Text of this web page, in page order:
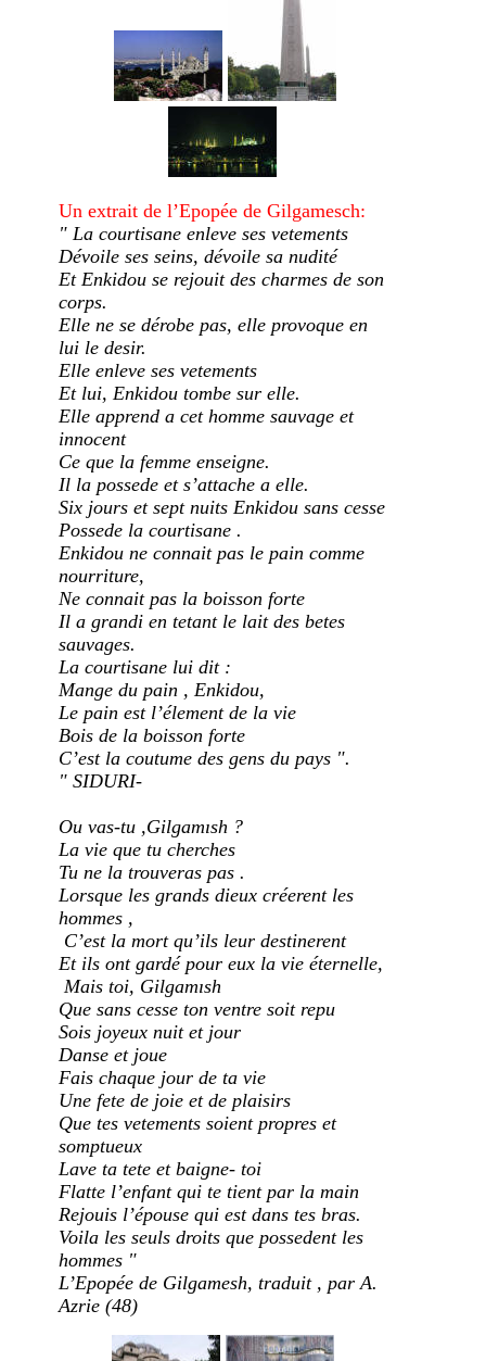
Un extrait de l’Epopée de Gilgamesch:
" La courtisane enleve ses vetements
Dévoile ses seins, dévoile sa nudité
Et Enkidou se rejouit des charmes de son
corps.
Elle ne se dérobe pas, elle provoque en
lui le desir.
Elle enleve ses vetements
Et lui, Enkidou tombe sur elle.
Elle apprend a cet homme sauvage et
innocent
Ce que la femme enseigne.
Il la possede et s’attache a elle.
Six jours et sept nuits Enkidou sans cesse
Possede la courtisane .
Enkidou ne connait pas le pain comme
nourriture,
Ne connait pas la boisson forte
Il a grandi en tetant le lait des betes
sauvages.
La courtisane lui dit :
Mange du pain , Enkidou,
Le pain est l’élement de la vie
Bois de la boisson forte
C’est la coutume des gens du pays ".
" SIDURI-
Ou vas-tu ,Gilgamısh ?
La vie que tu cherches
Tu ne la trouveras pas .
Lorsque les grands dieux créerent les
hommes ,
C’est la mort qu’ils leur destinerent
Et ils ont gardé pour eux la vie éternelle,
Mais toi, Gilgamısh
Que sans cesse ton ventre soit repu
Sois joyeux nuit et jour
Danse et joue
Fais chaque jour de ta vie
Une fete de joie et de plaisirs
Que tes vetements soient propres et
somptueux
Lave ta tete et baigne- toi
Flatte l’enfant qui te tient par la main
Rejouis l’épouse qui est dans tes bras.
Voila les seuls droits que possedent les
hommes "
L’Epopée de Gilgamesh, traduit , par A.
Azrie (48)